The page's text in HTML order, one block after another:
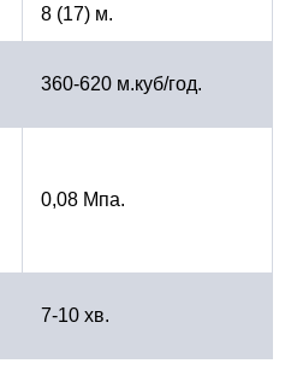
8 (17) м.
360-620 м.куб/год.
0,08 Мпа.
7-10 хв.